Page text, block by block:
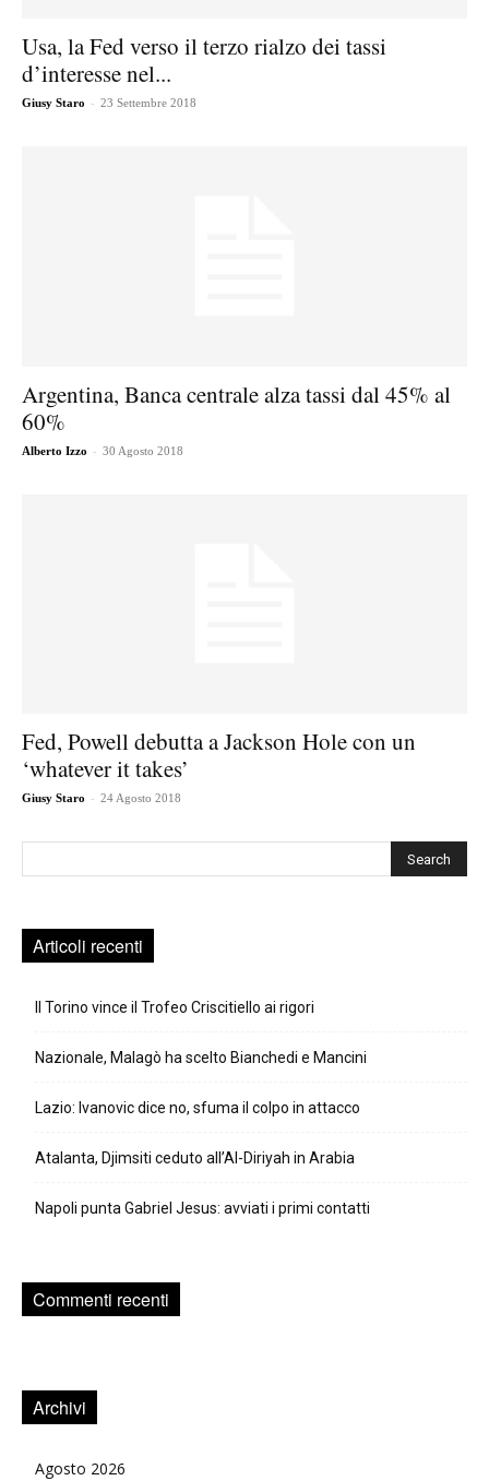
Usa, la Fed verso il terzo rialzo dei tassi
d’interesse nel...
Giusy Staro - 23 Settembre 2018
Argentina, Banca centrale alza tassi dal 45% al
60%
Alberto Izzo - 30 Agosto 2018
Fed, Powell debutta a Jackson Hole con un
‘whatever it takes’
Giusy Staro - 24 Agosto 2018
Articoli recenti
Il Torino vince il Trofeo Criscitiello ai rigori
Nazionale, Malagò ha scelto Bianchedi e Mancini
Lazio: Ivanovic dice no, sfuma il colpo in attacco
Atalanta, Djimsiti ceduto all’Al-Diriyah in Arabia
Napoli punta Gabriel Jesus: avviati i primi contatti
Commenti recenti
Archivi
Agosto 2026